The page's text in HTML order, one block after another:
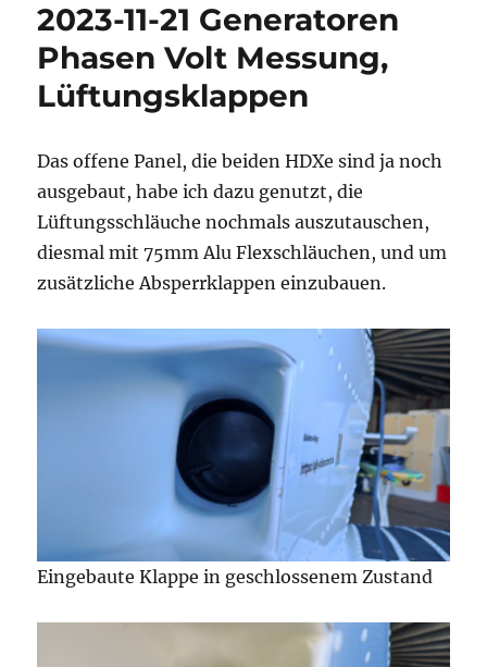
2023-11-21 Generatoren
Phasen Volt Messung,
Lüftungsklappen
Das offene Panel, die beiden HDXe sind ja noch
ausgebaut, habe ich dazu genutzt, die
Lüftungsschläuche nochmals auszutauschen,
diesmal mit 75mm Alu Flexschläuchen, und um
zusätzliche Absperrklappen einzubauen.
Eingebaute Klappe in geschlossenem Zustand